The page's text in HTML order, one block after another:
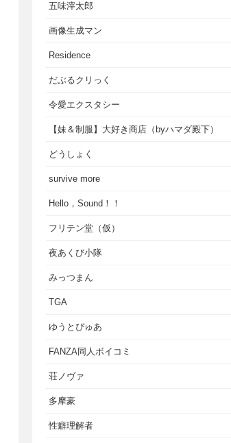
五味滓太郎
画像生成マン
Residence
だぶるクリっく
令愛エクスタシー
【妹＆制服】大好き商店（byハマダ殿下）
どうしょく
survive more
Hello，Sound！！
フリテン堂（仮）
夜あくび小隊
みっつまん
TGA
ゆうとぴゅあ
FANZA同人ボイコミ
荘ノヴァ
多摩豪
性癖理解者